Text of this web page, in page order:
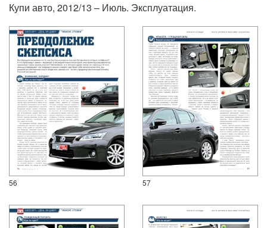
Купи авто, 2012/13 – Июль. Эксплуатация.
56 57